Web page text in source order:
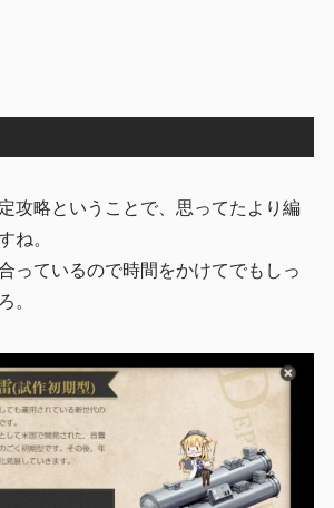
攻略ということで、思ってたより編
ね。
っているので時間をかけてでもしっ
。